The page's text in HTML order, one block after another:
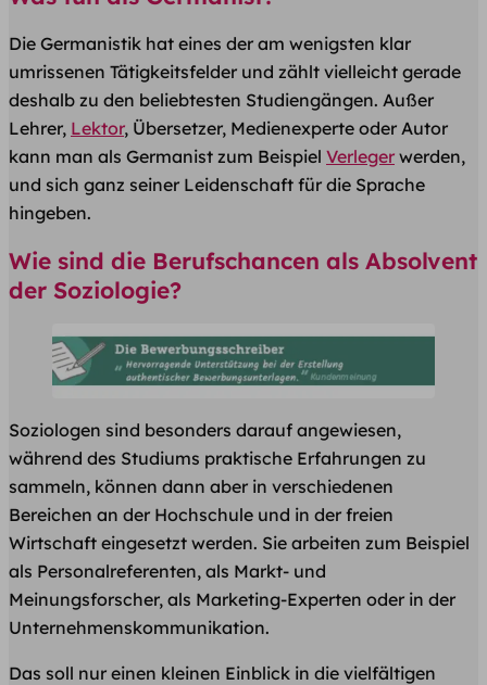
Die Germanistik hat eines der am wenigsten klar
umrissenen Tätigkeitsfelder und zählt vielleicht gerade
deshalb zu den beliebtesten Studiengängen. Außer
Lehrer, Lektor, Übersetzer, Medienexperte oder Autor
kann man als Germanist zum Beispiel Verleger werden,
und sich ganz seiner Leidenschaft für die Sprache
hingeben.
Wie sind die Berufschancen als Absolvent
der Soziologie?
Soziologen sind besonders darauf angewiesen,
während des Studiums praktische Erfahrungen zu
sammeln, können dann aber in verschiedenen
Bereichen an der Hochschule und in der freien
Wirtschaft eingesetzt werden. Sie arbeiten zum Beispiel
als Personalreferenten, als Markt- und
Meinungsforscher, als Marketing-Experten oder in der
Unternehmenskommunikation.
Das soll nur einen kleinen Einblick in die vielfältigen